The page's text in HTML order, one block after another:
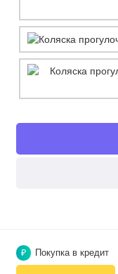
₽ Покупка в кредит